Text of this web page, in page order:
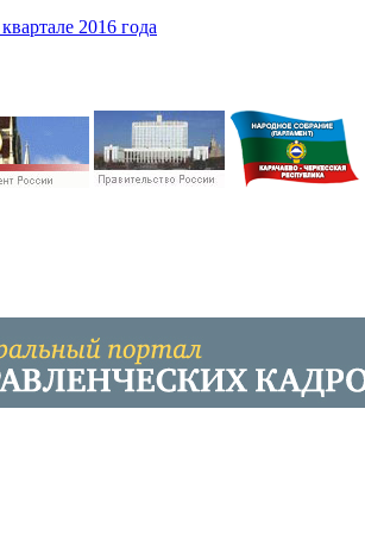
2016 года